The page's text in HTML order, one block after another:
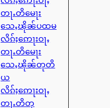
တႃႉတိမေႃး
သေႇၽိုၼ်ပထမ
လိၵ်ႈဢေႃးဝႃႇ
တႃႉတိမေႃး
သေႇၽိုၼ်တုတိ
ယ
လိၵ်ႈဢေႃးဝႃႇ
တႃႉတိတု